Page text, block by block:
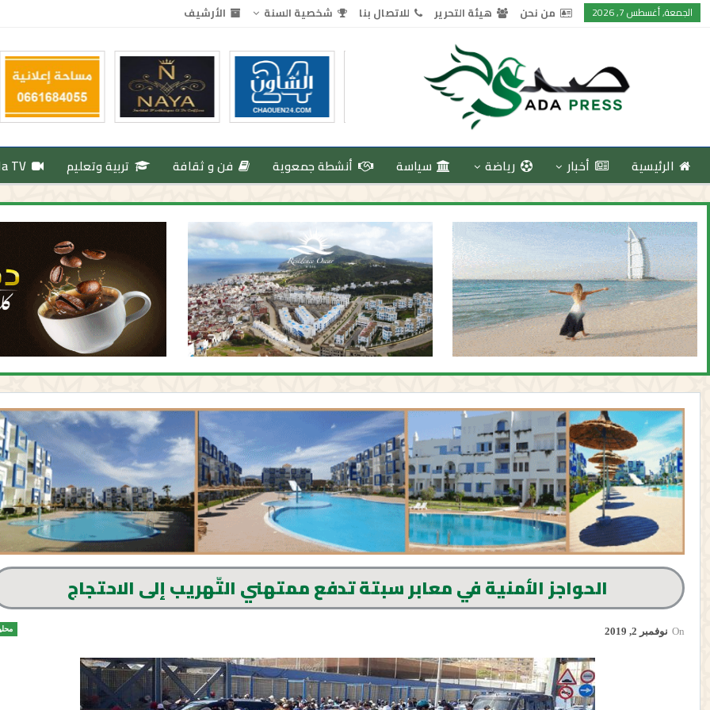
الجمعة, أغسطس 7, 2026 من نحن هيئة التحرير للاتصال بنا شخصية السنة الأرشيف
الرئيسية أخبار رياضة سياسة أنشطة جمعوية فن و ثقافة تربية وتعليم TV
الحواجز الأمنية في معابر سبتة تدفع ممتهني التّهريب إلى الاحتجاج
On نوفمبر 2, 2019